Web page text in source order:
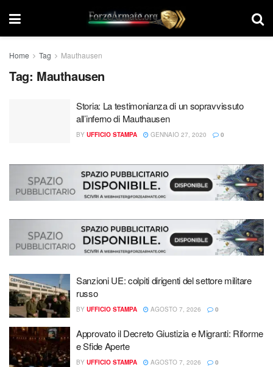
Home Tag Mauthausen
Tag: Mauthausen
Storia: La testimonianza di un sopravvissuto
all’inferno di Mauthausen
BY UFFICIO STAMPA GENNAIO 27, 2020 0
Sanzioni UE: colpiti dirigenti del settore militare
russo
BY UFFICIO STAMPA AGOSTO 7, 2026 0
Approvato il Decreto Giustizia e Migranti: Riforme
e Sfide Aperte
BY UFFICIO STAMPA AGOSTO 7, 2026 0